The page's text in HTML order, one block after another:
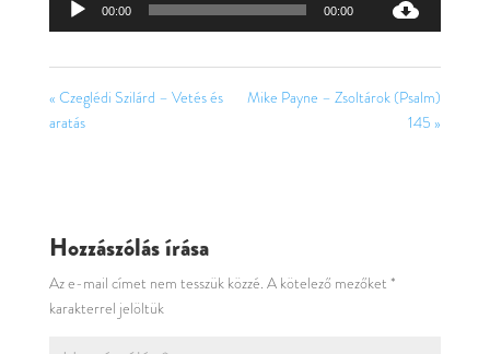
00:00 00:00
« Czeglédi Szilárd – Vetés és
aratás
Mike Payne – Zsoltárok (Psalm)
145 »
Hozzászólás írása
Az e-mail címet nem tesszük közzé. A kötelező mezőket *
karakterrel jelöltük